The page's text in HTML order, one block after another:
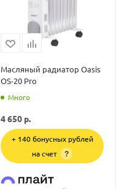
Масляный радиатор Oasis
OS-20 Pro
Много
4 650 р.
+ 140 бонусных рублей
на счет
?